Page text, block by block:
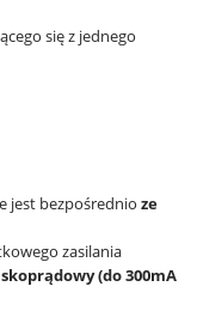
się z jednego
jest bezpośrednio ze
zasilania
(do 300mA